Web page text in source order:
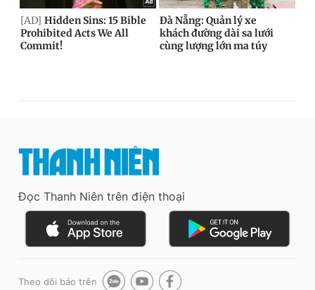
Đọc Thanh Niên trên điện thoại
Theo dõi báo trên